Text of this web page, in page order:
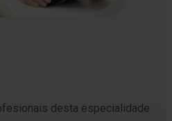
desta especialidade